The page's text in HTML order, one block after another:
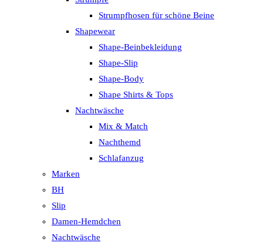
Strumpfhosen für schöne Beine
Shapewear
Shape-Beinbekleidung
Shape-Slip
Shape-Body
Shape Shirts & Tops
Nachtwäsche
Mix & Match
Nachthemd
Schlafanzug
Marken
BH
Slip
Damen-Hemdchen
Nachtwäsche